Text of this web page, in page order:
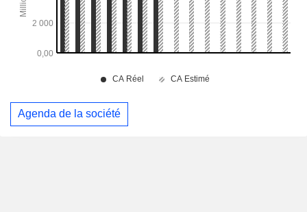
Agenda de la société